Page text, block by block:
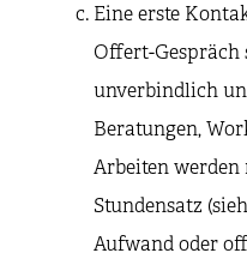
Eine erste
Offert-Gespräch
unverbindlich
Beratungen,
Arbeiten
Stundensatz
Aufwand oder